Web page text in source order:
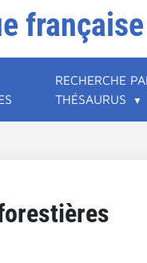
française
RECHERCHE
THÉSAURUS